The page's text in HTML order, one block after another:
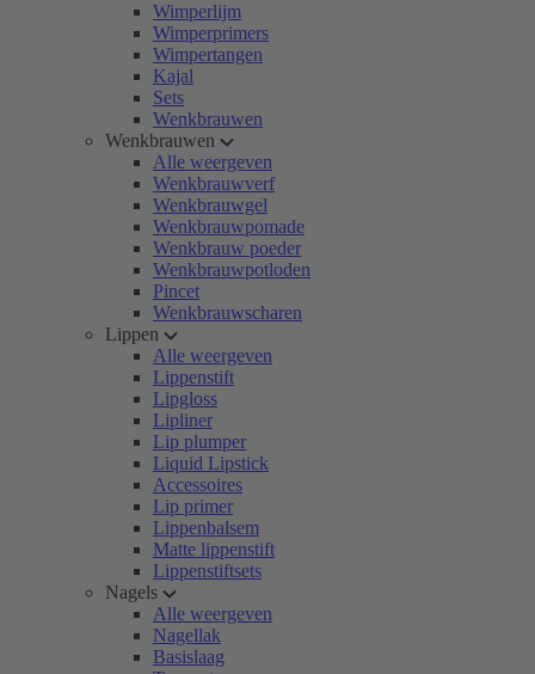
Wimperlijm
Wimperprimers
Wimpertangen
Kajal
Sets
Wenkbrauwen
Wenkbrauwen
Alle weergeven
Wenkbrauwverf
Wenkbrauwgel
Wenkbrauwpomade
Wenkbrauw poeder
Wenkbrauwpotloden
Pincet
Wenkbrauwscharen
Lippen
Alle weergeven
Lippenstift
Lipgloss
Lipliner
Lip plumper
Liquid Lipstick
Accessoires
Lip primer
Lippenbalsem
Matte lippenstift
Lippenstiftsets
Nagels
Alle weergeven
Nagellak
Basislaag